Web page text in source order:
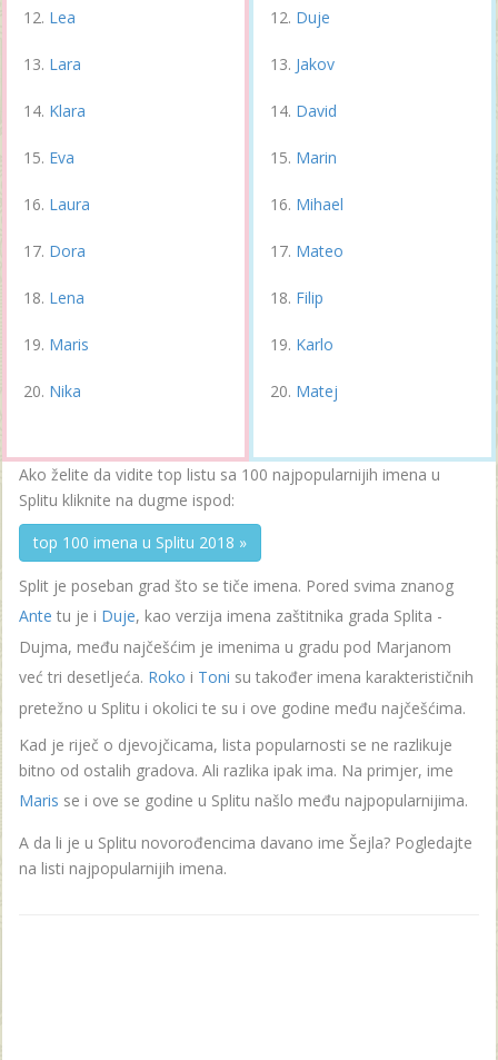
Lea
Lara
Klara
Eva
Laura
Dora
Lena
Maris
Nika
Duje
Jakov
David
Marin
Mihael
Mateo
Filip
Karlo
Matej
Ako želite da vidite top listu sa 100 najpopularnijih imena u
Splitu kliknite na dugme ispod:
top 100 imena u Splitu 2018 »
Split je poseban grad što se tiče imena. Pored svima znanog
Ante tu je i Duje, kao verzija imena zaštitnika grada Splita -
Dujma, među najčešćim je imenima u gradu pod Marjanom
već tri desetljeća. Roko i Toni su također imena karakterističnih
pretežno u Splitu i okolici te su i ove godine među najčešćima.
Kad je riječ o djevojčicama, lista popularnosti se ne razlikuje
bitno od ostalih gradova. Ali razlika ipak ima. Na primjer, ime
Maris se i ove se godine u Splitu našlo među najpopularnijima.
A da li je u Splitu novorođencima davano ime Šejla? Pogledajte
na listi najpopularnijih imena.